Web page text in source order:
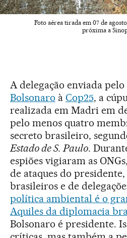
Foto aérea tirada em 07 de
próxima a
A delegação enviada
Bolsonaro à Cop25, a
realizada em Madri em
pelo menos quatro
secreto brasileiro,
Estado de S. Paulo.
espiões vigiaram as
de ataques do
brasileiros e de
política ambiental é o
Aquiles da diplomacia
Bolsonaro é presidente.